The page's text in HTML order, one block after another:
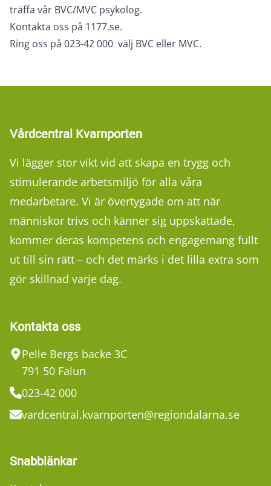
träffa vår BVC/MVC psykolog.
Kontakta oss på 1177.se.
Ring oss på 023-42 000 välj BVC eller MVC.
Vårdcentral Kvarnporten
Vi lägger stor vikt vid att skapa en trygg och
stimulerande arbetsmiljö för alla våra
medarbetare. Vi är övertygade om att när
människor trivs och känner sig uppskattade,
kommer deras kompetens och engagemang fullt
ut till sin rätt – och det märks i det lilla extra som
gör skillnad varje dag.
Kontakta oss
Pelle Bergs backe 3C
791 50 Falun
023-42 000
vardcentral.kvarnporten@regiondalarna.se
Snabblänkar